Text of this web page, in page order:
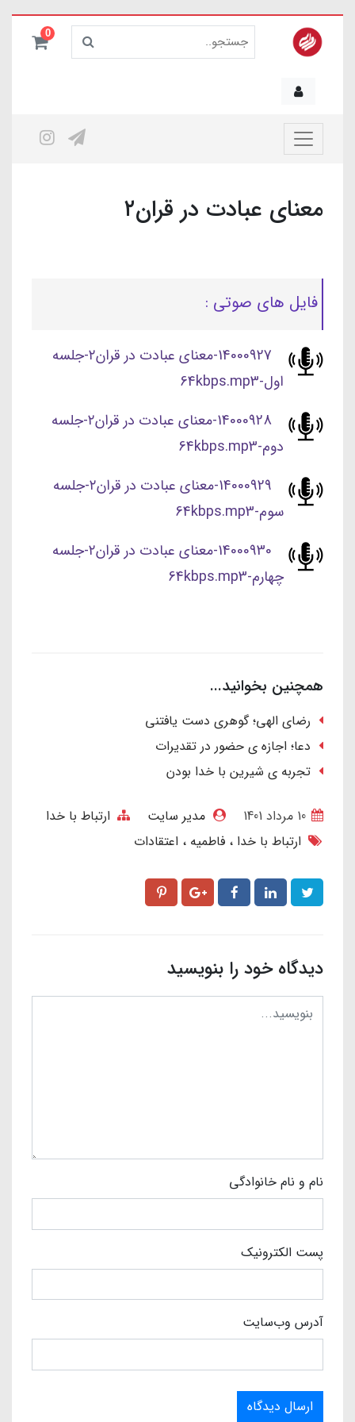
0
معنای عبادت در قران۲
فایل های صوتی :
14000927-معنای عبادت در قران۲-جلسه
اول-64kbps.mp3
14000928-معنای عبادت در قران۲-جلسه
دوم-64kbps.mp3
14000929-معنای عبادت در قران۲-جلسه
سوم-64kbps.mp3
14000930-معنای عبادت در قران۲-جلسه
چهارم-64kbps.mp3
همچنین بخوانید...
رضای الهی؛ گوهری دست یافتنی
دعا؛ اجازه ی حضور در تقدیرات
تجربه ی شیرین با خدا بودن
مدیر سایت
ارتباط با خدا
ارتباط با خدا
فاطمیه اعتقادات
دیدگاه خود را بنویسید
نام و نام خانوادگی
پست الکترونیک
آدرس وب‌سایت
ارسال دیدگاه